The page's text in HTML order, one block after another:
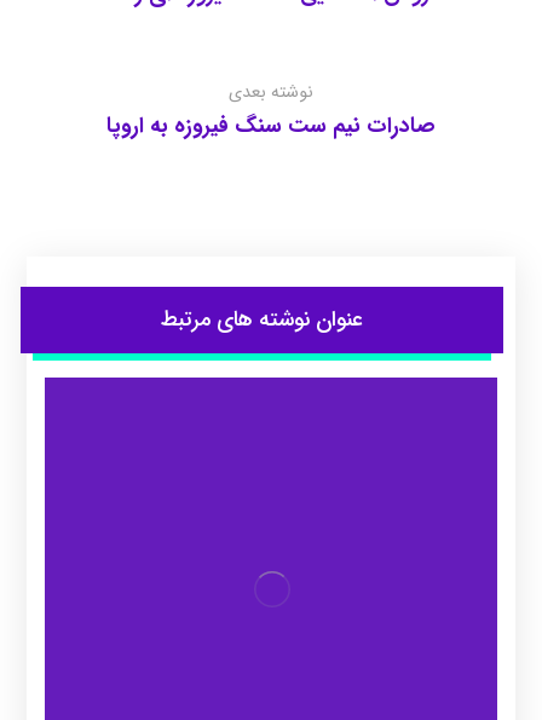
نوشته بعدی
صادرات نیم ست سنگ فیروزه به اروپا
عنوان ‫نوشته های مرتبط